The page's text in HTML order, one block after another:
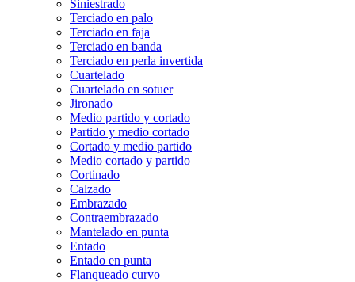
Siniestrado
Terciado en palo
Terciado en faja
Terciado en banda
Terciado en perla invertida
Cuartelado
Cuartelado en sotuer
Jironado
Medio partido y cortado
Partido y medio cortado
Cortado y medio partido
Medio cortado y partido
Cortinado
Calzado
Embrazado
Contraembrazado
Mantelado en punta
Entado
Entado en punta
Flanqueado curvo